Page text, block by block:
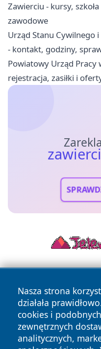
Zawierciu - kursy,
zawodowe
Urząd Stanu Cywilnego
- kontakt, godziny,
Powiatowy Urząd Pracy
rejestracja, zasiłki i
Nasza strona
działała
cookies i
zewnętrznych
analitycznych,
Copyright © 2026
zastrzeżone.